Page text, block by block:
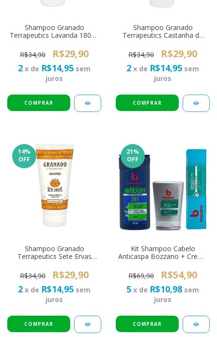
Shampoo Granado
Terrapeutics Lavanda 180ml
R$34,90
R$29,90
2 x de R$14,95 sem
juros
Shampoo Granado
Terrapeutics Castanha do
Secos
R$34,90 R$29,90
2 x de R$14,95 sem
juros
14%
OFF
Shampoo Granado
Terrapeutics Sete Ervas
R$34,90
R$29,90
2 x de R$14,95 sem
juros
21%
OFF
Kit Shampoo Cabelo
Anticaspa Bozzano + Creme
Gel Pós Barba
R$69,90 R$54,90
5 x de R$10,98 sem
juros